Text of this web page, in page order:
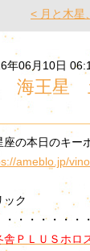
< 月と木星
年06月10日
海王星
座の本日のキー
ameblo.jp/
ック
・・・・・・・
舎ＰＬＵＳホロ